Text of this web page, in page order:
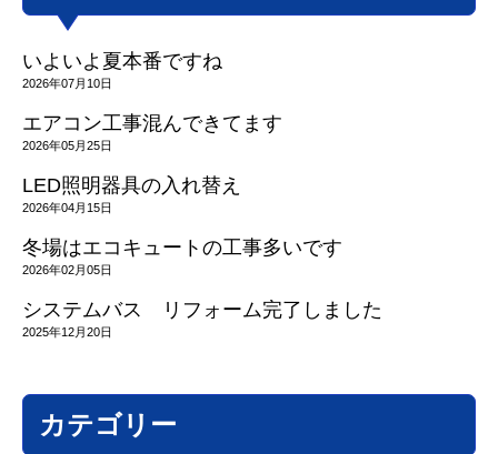
いよいよ夏本番ですね
2026年07月10日
エアコン工事混んできてます
2026年05月25日
LED照明器具の入れ替え
2026年04月15日
冬場はエコキュートの工事多いです
2026年02月05日
システムバス リフォーム完了しました
2025年12月20日
カテゴリー